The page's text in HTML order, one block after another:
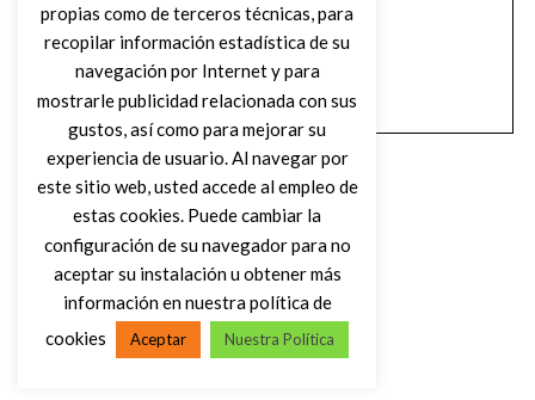
VOLVER AL INICIO
propias como de terceros técnicas, para
recopilar información estadística de su
navegación por Internet y para
mostrarle publicidad relacionada con sus
gustos, así como para mejorar su
experiencia de usuario. Al navegar por
este sitio web, usted accede al empleo de
estas cookies. Puede cambiar la
configuración de su navegador para no
aceptar su instalación u obtener más
información en nuestra política de
cookies
Aceptar Nuestra Política